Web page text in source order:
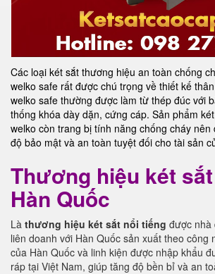
Các loại két sắt thương hiệu an toàn chống
welko safe rất được chú trọng về thiết kế
welko safe thường được làm từ thép đúc với
thống khóa dày dặn, cứng cáp. Sản phẩm
welko còn trang bị tính năng chống cháy nên
độ bảo mật và an toàn tuyệt đối cho tài sản
Thương hiệu két
Hàn Quốc
Là thương hiệu két sắt nổi tiếng được nhà
liên doanh với Hàn Quốc sản xuất theo công
của Hàn Quốc và linh kiện được nhập khẩu
ráp tại Việt Nam, giúp tăng độ bền bỉ và an